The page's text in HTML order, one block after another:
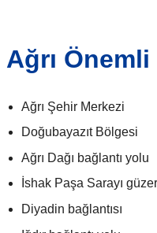
Ağrı
Ağrı Şehir Merkezi
Doğubayazıt Bölgesi
Ağrı Dağı bağlantı yolu
İshak Paşa Sarayı
Diyadin bağlantısı